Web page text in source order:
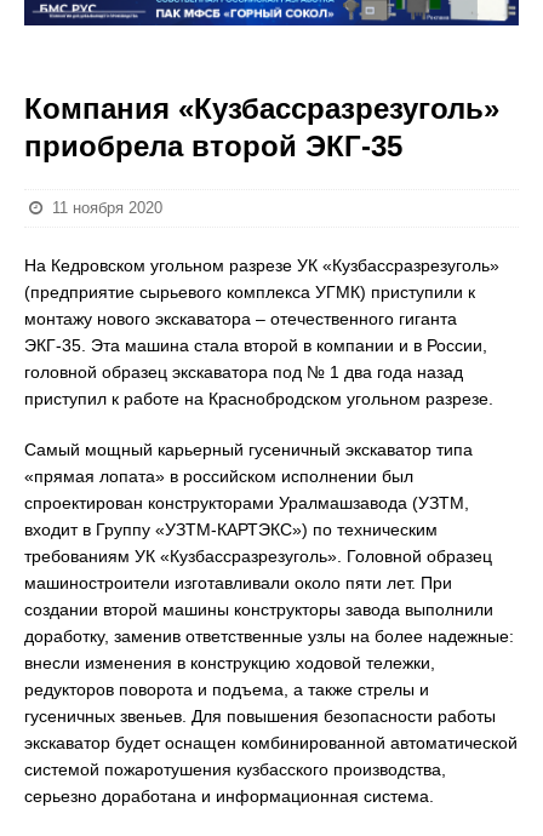
Компания «Кузбассразрезуголь»
приобрела второй ЭКГ-35
11 ноября 2020
На Кедровском угольном разрезе УК «Кузбассразрезуголь»
(предприятие сырьевого комплекса УГМК) приступили к
монтажу нового экскаватора – отечественного гиганта
ЭКГ-35. Эта машина стала второй в компании и в России,
головной образец экскаватора под № 1 два года назад
приступил к работе на Краснобродском угольном разрезе.
Самый мощный карьерный гусеничный экскаватор типа
«прямая лопата» в российском исполнении был
спроектирован конструкторами Уралмашзавода (УЗТМ,
входит в Группу «УЗТМ-КАРТЭКС») по техническим
требованиям УК «Кузбассразрезуголь». Головной образец
машиностроители изготавливали около пяти лет. При
создании второй машины конструкторы завода выполнили
доработку, заменив ответственные узлы на более надежные:
внесли изменения в конструкцию ходовой тележки,
редукторов поворота и подъема, а также стрелы и
гусеничных звеньев. Для повышения безопасности работы
экскаватор будет оснащен комбинированной автоматической
системой пожаротушения кузбасского производства,
серьезно доработана и информационная система.